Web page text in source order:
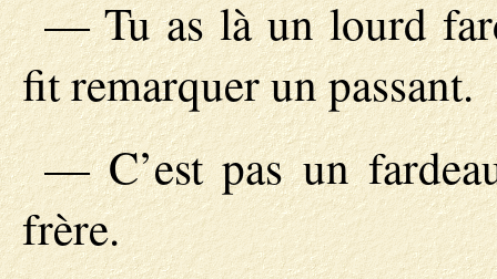
— Tu as là un lourd
fit remarquer un passant.
— C’est pas un
frère.